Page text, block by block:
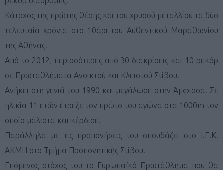
Κάτοχος της πρώτης θέσης και του χρυσού μεταλλίου τα δύο
τελευταία χρόνια στο 10άρι του Αυθεντικού Μαραθωνίου
της Αθήνας.
Από το 2012, περισσότερες από 30 διακρίσεις και 10 ρεκόρ
σε Πρωταθλήματα Ανοικτού και Κλειστού Στίβου.
Ανήκει στη γενιά του 1990 και μεγάλωσε στην Άμφισσα. Σε
ηλικία 11 ετών έτρεξε τον πρώτο του αγώνα στα 1000m τον
οποίο μάλιστα και κέρδισε.
Παράλληλα με τις προπονήσεις του σπουδάζει στο Ι.Ε.Κ.
ΑΚΜΗ στο Τμήμα Προπονητικής Στίβου.
Επόμενος στόχος του το Ευρωπαϊκό Πρωτάθλημα που θα